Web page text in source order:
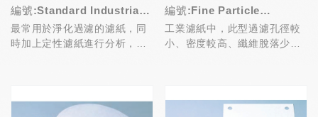
編號:Standard Industrial
Filter Papers
最常用於淨化過濾的濾紙，同
時加上定性濾紙進行分析，有
編號:Fine Particle
Industrial Filter Papers
工業濾紙中，此型過濾孔徑較
小、密度較高、纖維脫落少，